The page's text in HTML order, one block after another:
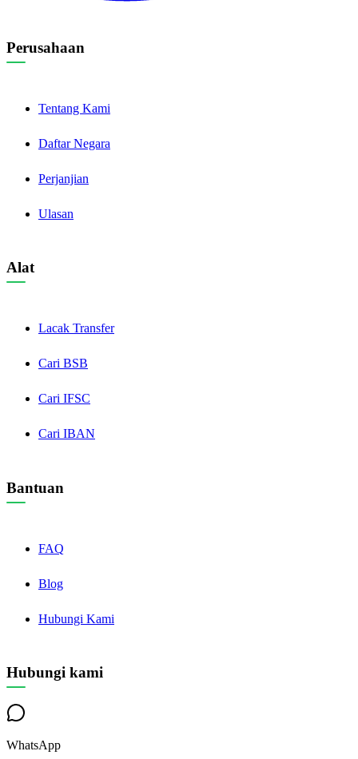
Perusahaan
Tentang Kami
Daftar Negara
Perjanjian
Ulasan
Alat
Lacak Transfer
Cari BSB
Cari IFSC
Cari IBAN
Bantuan
FAQ
Blog
Hubungi Kami
Hubungi kami
WhatsApp